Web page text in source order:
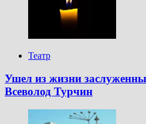
Театр
Ушел из жизни
Всеволод Турчин